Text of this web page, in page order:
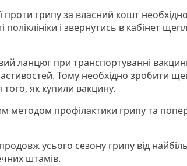
проти грипу за власний кошт
і звернутись в кабінет
ланцюг при транспортуванні
Тому необхідно зробити
як купили вакцину.
методом профілактики грипу та
усього сезону грипу від
штамів.